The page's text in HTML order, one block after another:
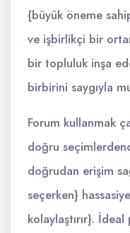
{büyük öneme
ve işbirlikçi bir
bir topluluk inşa
birbirini saygıyla
Forum kullanmak
doğru
doğrudan erişim
seçerken}
kolaylaştırır}.